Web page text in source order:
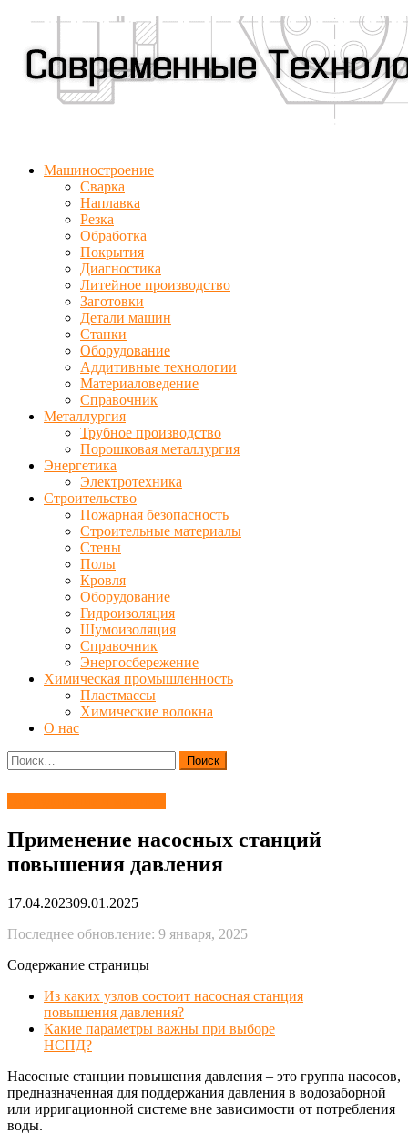
Машиностроение
Сварка
Наплавка
Резка
Обработка
Покрытия
Диагностика
Литейное производство
Заготовки
Детали машин
Станки
Оборудование
Аддитивные технологии
Материаловедение
Справочник
Металлургия
Трубное производство
Порошковая металлургия
Энергетика
Электротехника
Строительство
Пожарная безопасность
Строительные материалы
Стены
Полы
Кровля
Оборудование
Гидроизоляция
Шумоизоляция
Справочник
Энергосбережение
Химическая промышленность
Пластмассы
Химические волокна
О нас
Найти:
Применение насосных станций
повышения давления
17.04.202309.01.2025
Последнее обновление: 9 января, 2025
Содержание страницы
Из каких узлов состоит насосная станция
повышения давления?
Какие параметры важны при выборе
НСПД?
Насосные станции повышения давления – это группа насосов,
предназначенная для поддержания давления в водозаборной
или ирригационной системе вне зависимости от потребления
воды.